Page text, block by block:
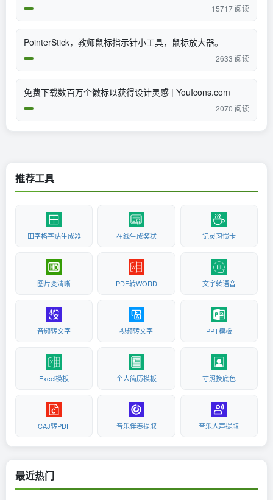
15717 阅读
PointerStick，教师鼠标指示针小工具，鼠标放大器。
2633 阅读
免费下载数百万个徽标以获得设计灵感 | YouIcons.com
2070 阅读
推荐工具
田字格字贴生成器 在线生成奖状 记灵习惯卡
图片变清晰 PDF转WORD 文字转语音
音频转文字 视频转文字 PPT模板
Excel模板 个人简历模板 寸照换底色
CAJ转PDF 音乐伴奏提取 音乐人声提取
最近热门